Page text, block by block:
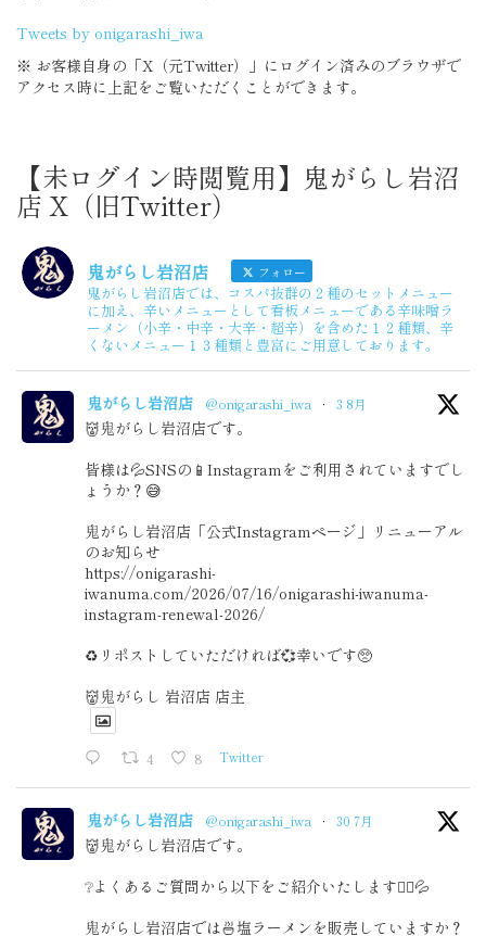
Tweets by onigarashi_iwa
※ お客様自身の「X（元Twitter）」にログイン済みのブラウザで
アクセス時に上記をご覧いただくことができます。
【未ログイン時閲覧用】鬼がらし岩沼
店 X（旧Twitter）
鬼がらし岩沼店 フォロー
鬼がらし岩沼店では、コスパ抜群の２種のセットメニュー
に加え、辛いメニューとして看板メニューである辛味噌ラ
ーメン（小辛・中辛・大辛・超辛）を含めた１２種類、辛
くないメニュー１３種類と豊富にご用意しております。
鬼がらし岩沼店 @onigarashi_iwa · 3 8月
👹鬼がらし岩沼店です。
皆様は💦SNSの📱Instagramをご利用されていますでし
ょうか？😅
鬼がらし岩沼店「公式Instagramページ」リニューアル
のお知らせ
https://onigarashi-
iwanuma.com/2026/07/16/onigarashi-iwanuma-
instagram-renewal-2026/
♻️リポストしていただければ💞幸いです🥺
👹鬼がらし 岩沼店 店主
4 8 Twitter
鬼がらし岩沼店 @onigarashi_iwa · 30 7月
👹鬼がらし岩沼店です。
❔よくあるご質問から以下をご紹介いたします🙇‍♂️💦
鬼がらし岩沼店では🍜塩ラーメンを販売していますか？